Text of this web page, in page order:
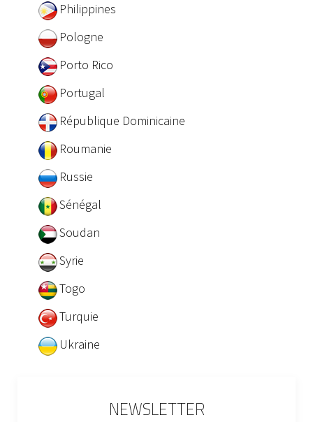
Philippines
Pologne
Porto Rico
Portugal
République Dominicaine
Roumanie
Russie
Sénégal
Soudan
Syrie
Togo
Turquie
Ukraine
NEWSLETTER